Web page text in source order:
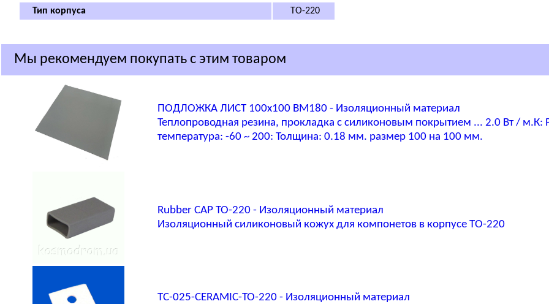
Тип корпуса
TO-220
Мы рекомендуем покупать с этим товаром
ПОДЛОЖКА ЛИСТ 100x100 BM180 - Изоляционный материал
Теплопроводная резина, прокладка с силиконовым покрытием ... 2.0 Вт / м.К:
температура: -60 ~ 200: Толщина: 0.18 мм. размер 100 на 100 мм.
Rubber CAP TO-220 - Изоляционный материал
Изоляционный силиконовый кожух для компонетов в корпусе ТО-220
TC-025-CERAMIC-TO-220 - Изоляционный материал